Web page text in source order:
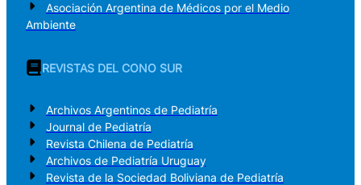
Asociación Argentina de Médicos por el Medio
Ambiente
REVISTAS DEL CONO SUR
Archivos Argentinos de Pediatría
Journal de Pediatría
Revista Chilena de Pediatría
Archivos de Pediatría Uruguay
Revista de la Sociedad Boliviana de Pediatría